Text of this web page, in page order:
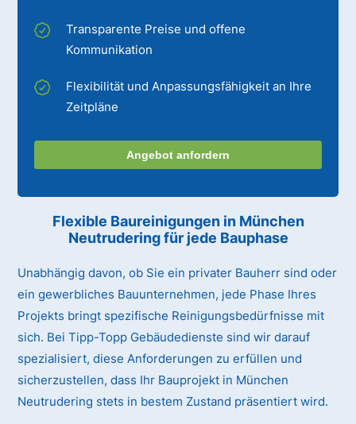
Transparente Preise und offene
Kommunikation
Flexibilität und Anpassungsfähigkeit an Ihre
Zeitpläne
Angebot anfordern
Flexible Baureinigungen in München
Neutruderingfür jede Bauphase
Unabhängig davon, ob Sie ein privater Bauherr sind oder
ein gewerbliches Bauunternehmen, jede Phase Ihres
Projekts bringt spezifische Reinigungsbedürfnisse mit
sich. Bei Tipp-Topp Gebäudedienste sind wir darauf
spezialisiert, diese Anforderungen zu erfüllen und
sicherzustellen, dass Ihr Bauprojekt in München
Neutrudering stets in bestem Zustand präsentiert wird.